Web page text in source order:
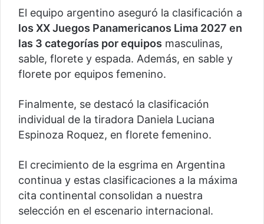
El equipo argentino aseguró la clasificación a
los XX Juegos Panamericanos Lima 2027 en
las 3 categorías por equipos masculinas,
sable, florete y espada. Además, en sable y
florete por equipos femenino.
Finalmente, se destacó la clasificación
individual de la tiradora Daniela Luciana
Espinoza Roquez, en florete femenino.
El crecimiento de la esgrima en Argentina
continua y estas clasificaciones a la máxima
cita continental consolidan a nuestra
selección en el escenario internacional.